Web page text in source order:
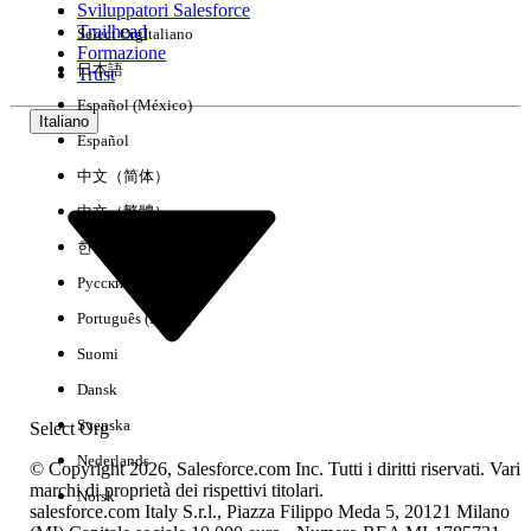
Esperienza
Nessun risultato
Sviluppatori Salesforce
Trailhead
Formazione
Trust
Italiano
Select Org
Select OrgItaliano
日本語
Español (México)
Español
中文（简体）
中文（繁體）
한국어
Русский
Português (Brasil)
Suomi
Dansk
Svenska
Nederlands
Norsk
© Copyright 2026, Salesforce.com Inc. Tutti i diritti riservati. Vari
marchi di proprietà dei rispettivi titolari.
salesforce.com Italy S.r.l., Piazza Filippo Meda 5, 20121 Milano